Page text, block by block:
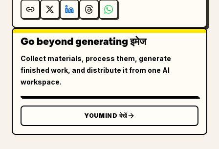
Go beyond generating इमेज
Collect materials, process them, generate
finished work, and distribute it from one AI
workspace.
YOUMIND देखें